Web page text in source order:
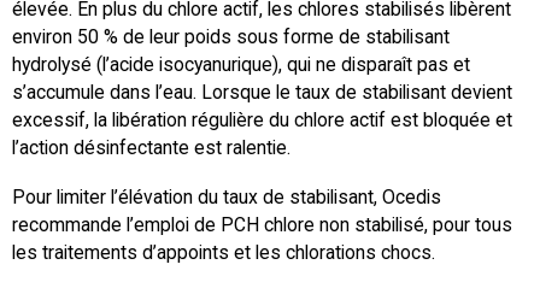
élevée. En plus du chlore actif, les chlores stabilisés libèrent
environ 50 % de leur poids sous forme de stabilisant
hydrolysé (l’acide isocyanurique), qui ne disparaît pas et
s’accumule dans l’eau. Lorsque le taux de stabilisant devient
excessif, la libération régulière du chlore actif est bloquée et
l’action désinfectante est ralentie.
Pour limiter l’élévation du taux de stabilisant, Ocedis
recommande l’emploi de PCH chlore non stabilisé, pour tous
les traitements d’appoints et les chlorations chocs.